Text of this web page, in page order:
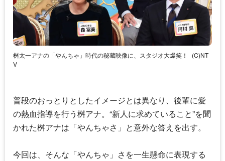
桝太一アナの「やんちゃ」時代の秘蔵映像に、スタジオ大爆笑！
(C)NT
V
普段のおっとりとしたイメージとは異なり、後輩に愛
の熱血指導を行う桝アナ。“新人に求めていること”を聞
かれた桝アナは「やんちゃさ」と意外な答えを出す。
今回は、そんな「やんちゃ」さを一生懸命に表現する